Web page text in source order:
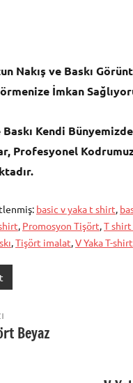
Nakış ve Baskı
İmkan
Baskı Kendi
Profesyonel
basic v yaka t shirt
Promosyon Tişört T
Tişört imalat V Yaka T-shirt
Beyaz